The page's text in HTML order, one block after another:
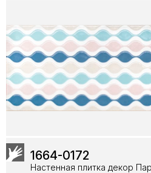
1664-0172
Настенная плитка декор